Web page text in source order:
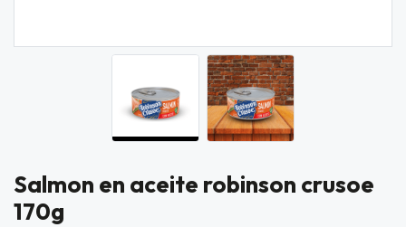
Salmon en aceite robinson crusoe
170g